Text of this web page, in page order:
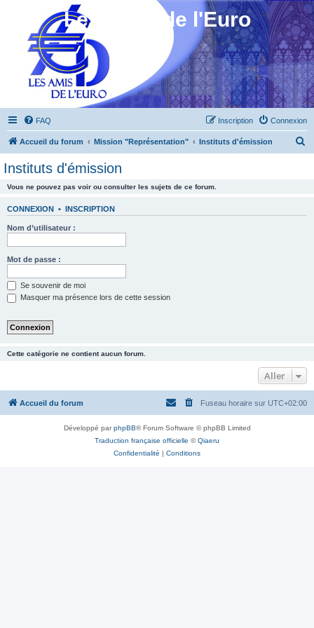
Les Amis de l'Euro
FAQ Connexion
Inscription
Accueil du forum Mission "Représentation" Instituts d'émission
Instituts d'émission
Vous ne pouvez pas voir ou consulter les sujets de ce forum.
CONNEXION • INSCRIPTION
Nom d’utilisateur :
Mot de passe :
Se souvenir de moi
Masquer ma présence lors de cette session
Cette catégorie ne contient aucun forum.
Aller
Accueil du forum Fuseau horaire sur UTC+02:00
Développé parphpBB® Forum Software © phpBB Limited
Traduction française officielle ©Qiaeru
Confidentialité | Conditions